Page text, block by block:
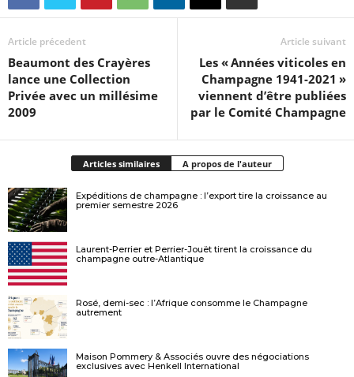
Article précedent
Beaumont des Crayères
lance une Collection
Privée avec un millésime
2009
Article suivant
Les « Années viticoles en
Champagne 1941-2021 »
viennent d’être publiées
par le Comité Champagne
Articles similaires A propos de l'auteur
Expéditions de champagne : l’export tire la croissance au
premier semestre 2026
Laurent-Perrier et Perrier-Jouët tirent la croissance du
champagne outre-Atlantique
Rosé, demi-sec : l’Afrique consomme le Champagne
autrement
Maison Pommery & Associés ouvre des négociations
exclusives avec Henkell International